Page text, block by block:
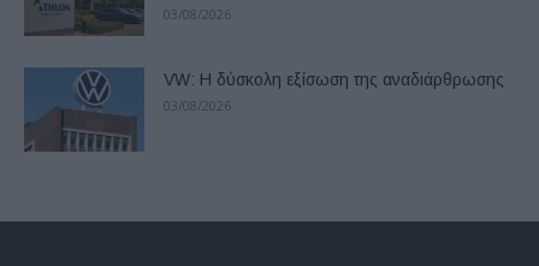
03/08/2026
VW: Η δύσκολη εξίσωση της αναδιάρθρωσης
03/08/2026